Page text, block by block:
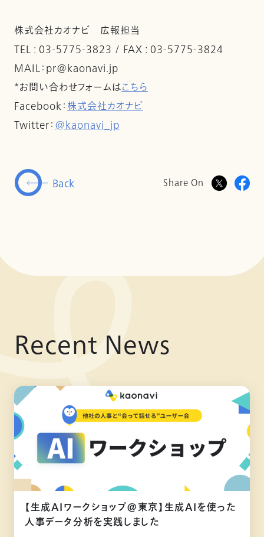
株式会社カオナビ 広報担当
TEL : 03-5775-3823 / FAX : 03-5775-3824
MAIL：pr@kaonavi.jp
*お問い合わせフォームはこちら
Facebook： 株式会社カオナビ
Twitter： @kaonavi_jp
Back Share On
Recent News
【生成AIワークショップ@東京】生成AIを使った
人事データ分析を実践しました